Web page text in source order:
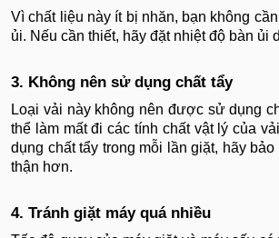
Vì chất liệu này ít bị nhăn, bạn không
ủi. Nếu cần thiết, hãy đặt nhiệt độ bàn ủi
3. Không nên sử dụng chất tẩy
Loại vải này không nên được sử dụng
thể làm mất đi các tính chất vật lý của
dụng chất tẩy trong mỗi lần giặt, hãy
thận hơn.
4. Tránh giặt máy quá nhiều